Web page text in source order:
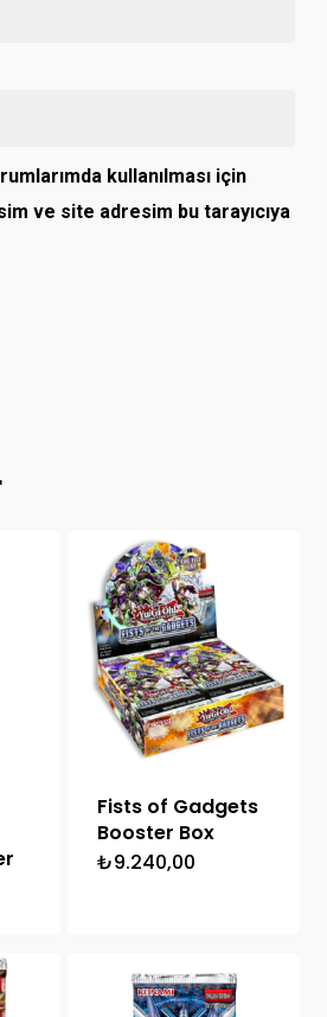
kullanılması için
ve site adresim bu tarayıcıya
Fists of Gadgets
Booster Box
₺9.240,00